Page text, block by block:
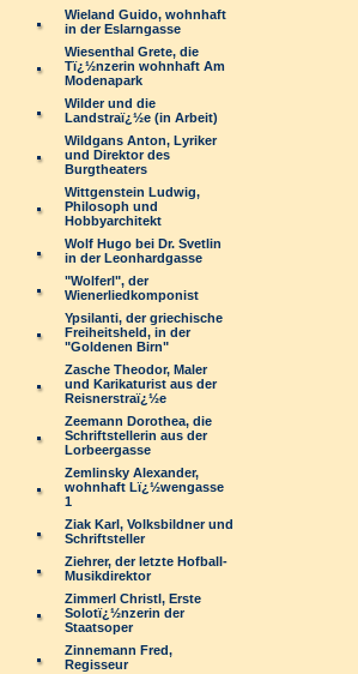
Wieland Guido, wohnhaft
in der Eslarngasse
Wiesenthal Grete, die
Tï¿½nzerin wohnhaft Am
Modenapark
Wilder und die
Landstraï¿½e (in Arbeit)
Wildgans Anton, Lyriker
und Direktor des
Burgtheaters
Wittgenstein Ludwig,
Philosoph und
Hobbyarchitekt
Wolf Hugo bei Dr. Svetlin
in der Leonhardgasse
"Wolferl", der
Wienerliedkomponist
Ypsilanti, der griechische
Freiheitsheld, in der
"Goldenen Birn"
Zasche Theodor, Maler
und Karikaturist aus der
Reisnerstraï¿½e
Zeemann Dorothea, die
Schriftstellerin aus der
Lorbeergasse
Zemlinsky Alexander,
wohnhaft Lï¿½wengasse
1
Ziak Karl, Volksbildner und
Schriftsteller
Ziehrer, der letzte Hofball-
Musikdirektor
Zimmerl Christl, Erste
Solotï¿½nzerin der
Staatsoper
Zinnemann Fred,
Regisseur